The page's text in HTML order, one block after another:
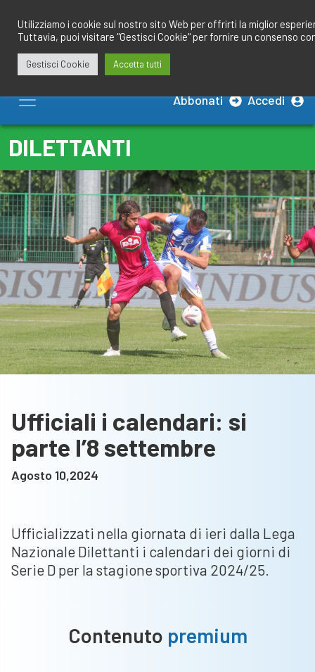
contenuto
Abbonati Accedi
DILETTANTI
Ufficiali i calendari: si
parte l’8 settembre
Agosto 10,2024
Ufficializzati nella giornata di ieri dalla Lega
Nazionale Dilettanti i calendari dei giorni di
Serie D per la stagione sportiva 2024/25.
Contenuto premium
Utilizziamo i cookie sul nostro sito Web per offrirti la miglior
Tuttavia, puoi visitare "Gestisci Cookie" per fornire un consenso
Gestisci Cookie Accetta tutti